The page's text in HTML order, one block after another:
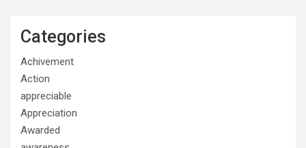
Categories
Achivement
Action
appreciable
Appreciation
Awarded